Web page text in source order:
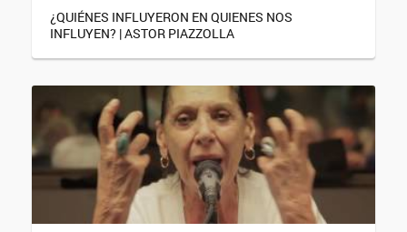
¿QUIÉNES INFLUYERON EN QUIENES NOS
INFLUYEN? | ASTOR PIAZZOLLA